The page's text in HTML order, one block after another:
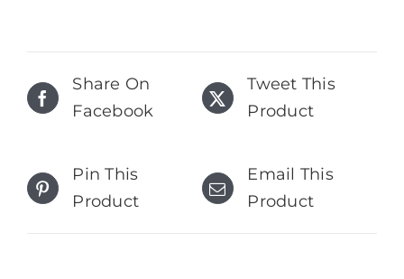
Share On
Facebook
Tweet This
Product
Pin This
Product
Email This
Product